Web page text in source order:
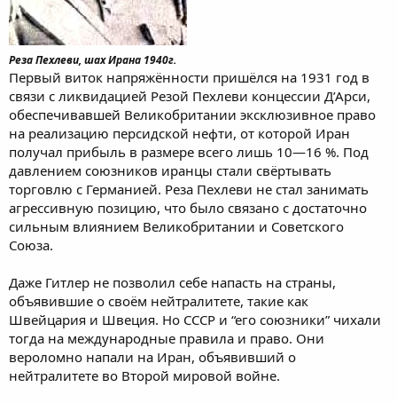
Реза Пехлеви, шах Ирана 1940г.
Первый виток напряжённости пришёлся на 1931 год в
связи с ликвидацией Резой Пехлеви концессии Д’Арси,
обеспечивавшей Великобритании эксклюзивное право
на реализацию персидской нефти, от которой Иран
получал прибыль в размере всего лишь 10—16 %. Под
давлением союзников иранцы стали свёртывать
торговлю с Германией. Реза Пехлеви не стал занимать
агрессивную позицию, что было связано с достаточно
сильным влиянием Великобритании и Советского
Союза.
Даже Гитлер не позволил себе напасть на страны,
объявившие о своём нейтралитете, такие как
Швейцария и Швеция. Но СССР и “его союзники” чихали
тогда на международные правила и право. Они
вероломно напали на Иран, объявивший о
нейтралитете во Второй мировой войне.